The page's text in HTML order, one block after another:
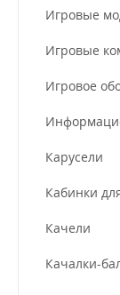
Игровые
Игровые
Игровое
Карусели
Кабинки
Качели
Качалки-